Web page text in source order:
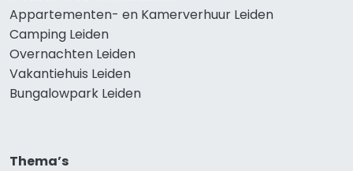
Appartementen- en Kamerverhuur Leiden
Camping Leiden
Overnachten Leiden
Vakantiehuis Leiden
Bungalowpark Leiden
Thema’s